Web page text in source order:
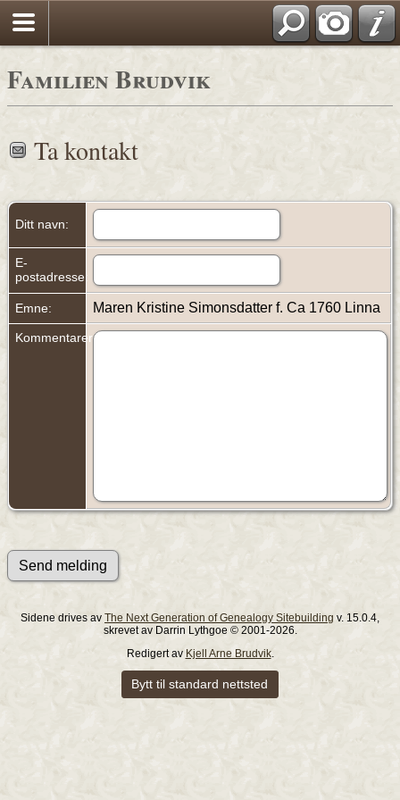
Familien Brudvik
Ta kontakt
Ditt navn:
E-
postadresse:
Emne: Maren Kristine Simonsdatter f. Ca 1760 Linna
Kommentarer:
Sidene drives av The Next Generation of Genealogy Sitebuilding v. 15.0.4,
skrevet av Darrin Lythgoe © 2001-2026.
Redigert av Kjell Arne Brudvik.
Bytt til standard nettsted